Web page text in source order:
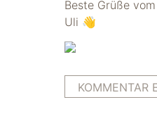
Beste Grüße
Uli 👋
KOMMENTAR